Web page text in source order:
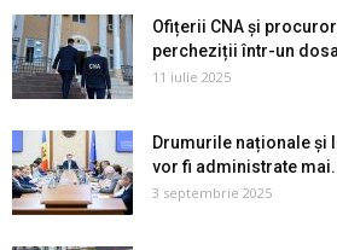
Ofițerii CNA și
percheziții într-un
11 iulie 2025
Drumurile naționale și
vor fi administrate
3 septembrie 2025